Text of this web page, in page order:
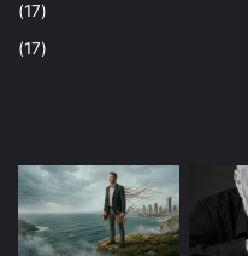
(17)
(17)